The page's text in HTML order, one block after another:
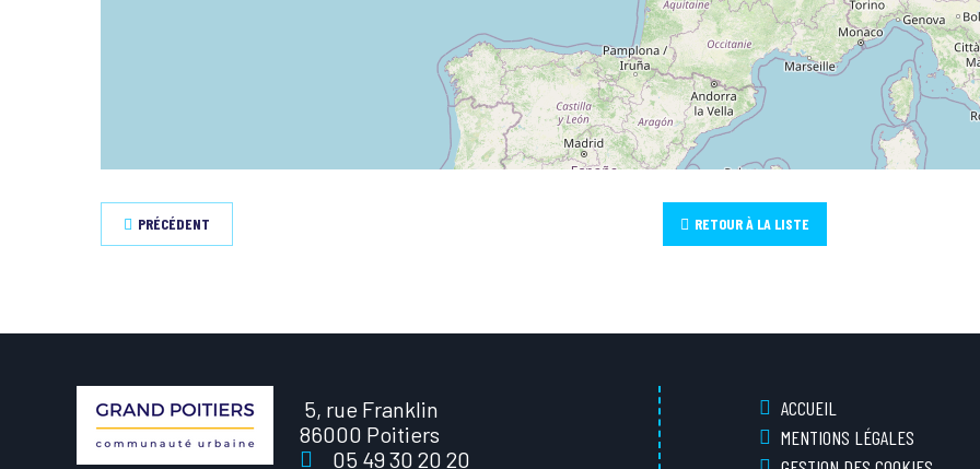
PRÉCÉDENT RETOUR À LA LISTE
5, rue Franklin
86000 Poitiers
05 49 30 20 20
ACCUEIL
MENTIONS LÉGALES